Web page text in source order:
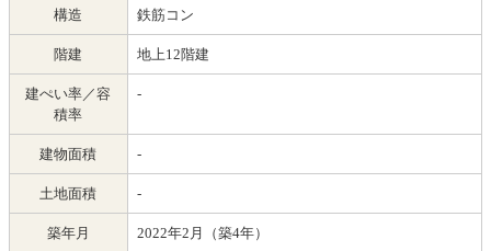
構造 鉄筋コン
階建 地上12階建
建ぺい率／容
積率
-
建物面積 -
土地面積 -
築年月 2022年2月（築4年）